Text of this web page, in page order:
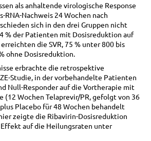
als anhaltende virologische Response
RNA-Nachweis 24 Wochen nach
sich in den drei Gruppen nicht
% der Patienten mit Dosisreduktion auf
die SVR, 75 % unter 800 bis
ohne Dosisreduktion.
erbrachte die retrospektive
Studie, in der vorbehandelte Patienten
Null-Responder auf die Vortherapie mit
(12 Wochen Telaprevir/PR, gefolgt von 36
Placebo für 48 Wochen behandelt
zeigte die Ribavirin-Dosisreduktion
auf die Heilungsraten unter